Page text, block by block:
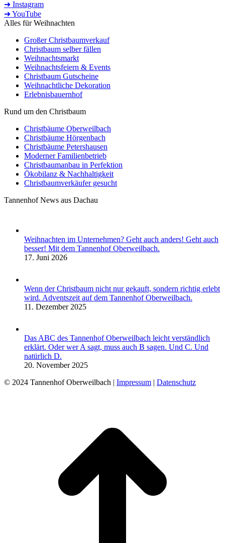
➜ Instagram
➜ YouTube
Alles für Weihnachten
Großer Christbaumverkauf
Christbaum selber fällen
Weihnachtsmarkt
Weihnachtsfeiern & Events
Christbaum Gutscheine
Weihnachtliche Dekoration
Erlebnisbauernhof
Rund um den Christbaum
Christbäume Oberweilbach
Christbäume Hörgenbach
Christbäume Petershausen
Moderner Familienbetrieb
Christbaumanbau in Perfektion
Ökobilanz & Nachhaltigkeit
Christbaumverkäufer gesucht
Tannenhof News aus Dachau
Weihnachten im Unternehmen? Geht auch anders! Geht auch
besser! Mit dem Tannenhof Oberweilbach.
17. Juni 2026
Wenn der Christbaum nicht nur gekauft, sondern richtig erlebt
wird. Adventszeit auf dem Tannenhof Oberweilbach.
11. Dezember 2025
Das ABC des Tannenhof Oberweilbach leicht verständlich
erklärt. Oder wer A sagt, muss auch B sagen. Und C. Und
natürlich D.
20. November 2025
© 2024 Tannenhof Oberweilbach | Impressum
Datenschutz